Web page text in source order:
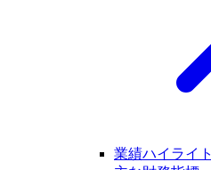
業績ハイライト